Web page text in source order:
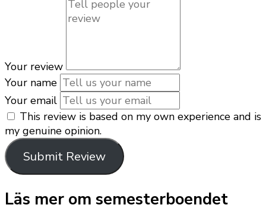
Your review
Your name
Your email
This review is based on my own experience and is
my genuine opinion.
Submit Review
Läs mer om semesterboendet